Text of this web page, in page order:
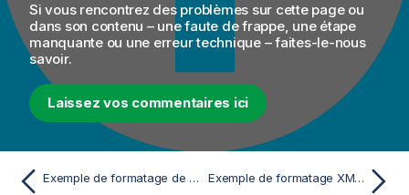
Si vous rencontrez des problèmes sur cette page ou
dans son contenu – une faute de frappe, une étape
manquante ou une erreur technique – faites-le-nous
savoir.
Laissez vos commentaires ici
Exemple de formatage de la Date courante Exemple de formatage XML d'une chaîne